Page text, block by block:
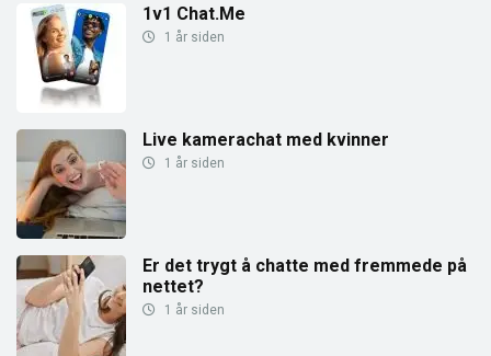
1v1 Chat.Me
1 år siden
Live kamerachat med kvinner
1 år siden
Er det trygt å chatte med fremmede på
nettet?
1 år siden